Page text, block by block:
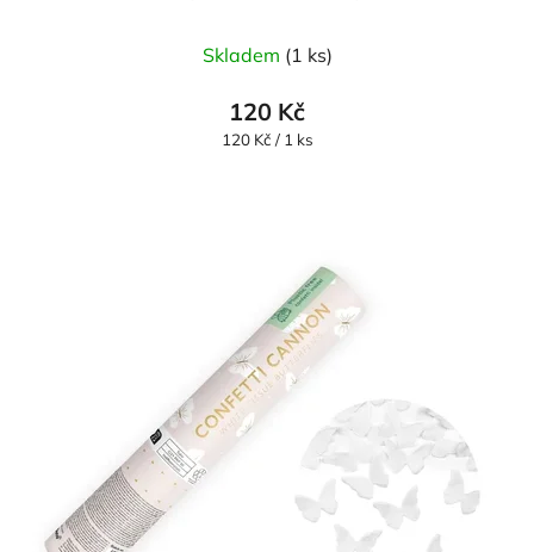
Skladem (1 ks)
120 Kč
Měrná
120 Kč / 1 ks